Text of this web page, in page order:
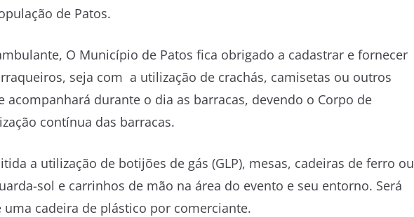
de Patos.
O Município de Patos fica obrigado a cadastrar e fornecer
seja com a utilização de crachás, camisetas ou outros
acompanhará durante o dia as barracas, devendo o Corpo de
contínua das barracas.
a utilização de botijões de gás (GLP), mesas, cadeiras de ferro ou
sol e carrinhos de mão na área do evento e seu entorno. Será
cadeira de plástico por comerciante.